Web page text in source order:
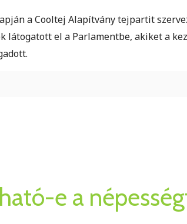
a Cooltej Alapítvány tejpartit
látogatott el a Parlamentbe, akiket a
e a